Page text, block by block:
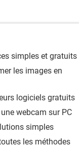
simples et gratuits
les images en
logiciels gratuits
webcam sur PC
simples
les méthodes